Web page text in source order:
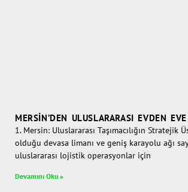
MERSIN’DEN ULUSLARARASI EVDEN
1. Mersin: Uluslararası Taşımacılığın Stratejik
olduğu devasa limanı ve geniş karayolu ağı
uluslararası lojistik operasyonlar için
Devamını Oku »